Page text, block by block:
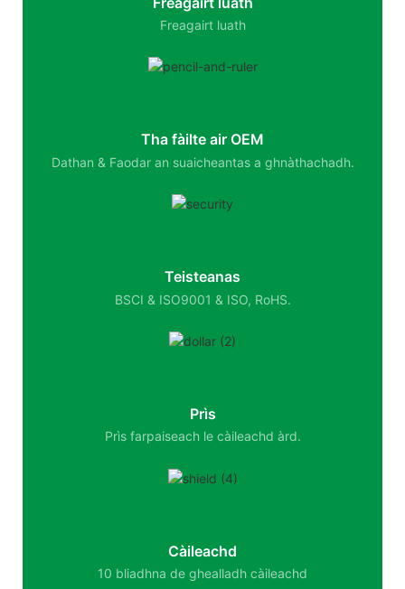
Freagairt luath
Tha fàilte air OEM
Dathan & Faodar an suaicheantas a ghnàthachadh.
Teisteanas
BSCI & ISO9001 & ISO, RoHS.
Prìs
Prìs farpaiseach le càileachd àrd.
Càileachd
10 bliadhna de ghealladh càileachd